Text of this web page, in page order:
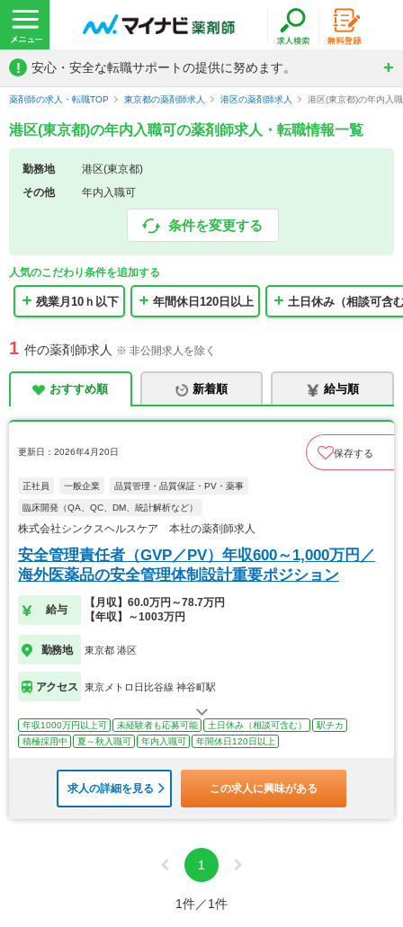
! 安心・安全な転職サポートの提供に努めます。
薬剤師の求人・転職TOP 東京都の薬剤師求人 港区の薬剤師求人 港区(東京都)の年内入
港区(東京都)の年内入職可の薬剤師求人・転職情報一覧
勤務地
港区(東京都)
その他
年内入職可
条件を変更する
人気のこだわり条件を追加する
残業月10ｈ以下 年間休日120日以上 土日休み（相談可含
1 件の薬剤師求人 ※ 非公開求人を除く
おすすめ順 新着順 給与順
更新日：2026年4月20日 保存する
正社員 一般企業 品質管理・品質保証・PV・薬事
臨床開発（QA、QC、DM、統計解析など）
株式会社シンクスヘルスケア 本社の薬剤師求人
安全管理責任者（GVP／PV）年収600～1,000万円／
海外医薬品の安全管理体制設計重要ポジション
給与
【月収】60.0万円～78.7万円
【年収】～1003万円
勤務地 東京都 港区
アクセス 東京メトロ日比谷線 神谷町駅
年収1000万円以上可 未経験者も応募可能 土日休み（相談可含む）
駅チカ
積極採用中
夏～秋入職可 年内入職可 年間休日120日以上
求人の詳細を見る この求人に興味がある
1
1件／1件